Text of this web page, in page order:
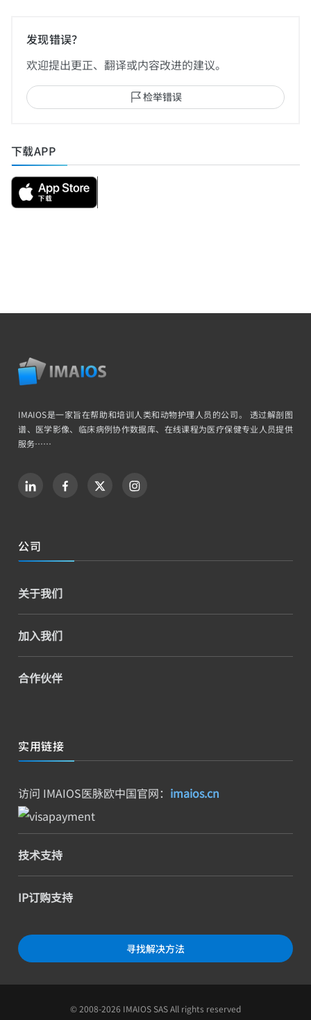
发现错误？
欢迎提出更正、翻译或内容改进的建议。
检举错误
下载APP
IMAIOS是一家旨在帮助和培训人类和动物护理人员的公司。 透过解剖图
谱、医学影像、临床病例协作数据库、在线课程为医疗保健专业人员提供
服务……
公司
关于我们
加入我们
合作伙伴
实用链接
访问 IMAIOS医脉欧中国官网： imaios.cn
技术支持
IP订购支持
寻找解决方法
© 2008-2026 IMAIOS SAS All rights reserved